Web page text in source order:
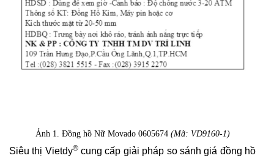
Ảnh 1. Đồng hồ Nữ Movado 0605674 (Mã: VD9160-1)
Siêu thị Vietdy®cung cấp giải pháp so sánh giá đồng hồ